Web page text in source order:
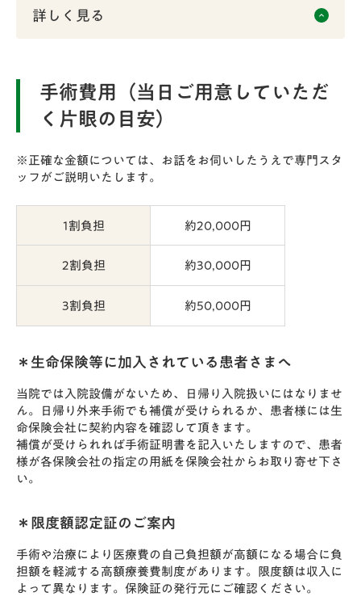
詳しく見る keyboard_arrow_up
手術費用（当日ご用意していただ
く片眼の目安）
※正確な金額については、お話をお伺いしたうえで専門スタ
ッフがご説明いたします。
1割負担
2割負担
3割負担
約20,000円
約30,000円
約50,000円
＊生命保険等に加入されている患者さまへ
当院では入院設備がないため、日帰り入院扱いにはなりませ
ん。日帰り外来手術でも補償が受けられるか、患者様には生
命保険会社に契約内容を確認して頂きます。
補償が受けられれば手術証明書を記入いたしますので、患者
様が各保険会社の指定の用紙を保険会社からお取り寄せ下さ
い。
＊限度額認定証のご案内
手術や治療により医療費の自己負担額が高額になる場合に負
担額を軽減する高額療養費制度があります。限度額は収入に
よって異なります。保険証の発行元にご確認ください。